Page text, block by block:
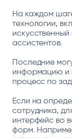
На каждом
технологии,
ассистентов.
Последние
информацию и
процесс по
Если на
сотрудника,
интерфейс во
форм.